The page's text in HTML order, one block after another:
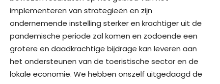
implementeren van strategieën en zijn
ondernemende instelling sterker en krachtiger uit de
pandemische periode zal komen en zodoende een
grotere en daadkrachtige bijdrage kan leveren aan
het ondersteunen van de toeristische sector en de
lokale economie. We hebben onszelf uitgedaagd de